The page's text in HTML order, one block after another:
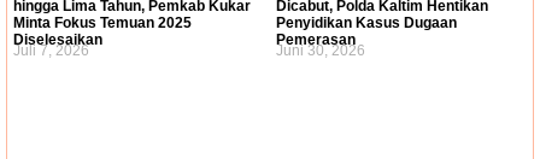
hingga Lima Tahun, Pemkab Kukar
Minta Fokus Temuan 2025
Diselesaikan
Juli 7, 2026
Dicabut, Polda Kaltim Hentikan
Penyidikan Kasus Dugaan
Pemerasan
Juni 30, 2026